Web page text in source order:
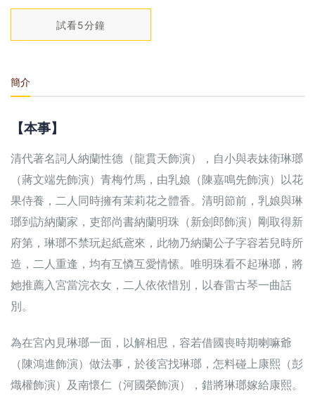
試看5分鐘
簡介
【本事】
清代著名詞人納蘭性德（龍貫天飾演），自小與表妹衛琳瑯
（蔣文端先飾演）青梅竹馬，由乳娘（陳嘉鳴先飾演）以花
果侍養，二人同時擁有茉莉花之體香。清明節前，乳娘與琳
瑯到訪納蘭家，吏部尚書納蘭明珠（新劍郎飾演）剛取得新
府第，琳瑯不禁玩起紙鳶來，此物乃納蘭公子字容若兒時所
造，二人重逢，均有互憐互愛情愫。唯明珠看不起琳瑯，將
她推薦入宮當浣衣女，二人依依惜別，以春雷古琴一曲話
別。
為在宮內見琳瑯一面，以解相思，容若借國喪時期喇嘛爺
（陳鴻進飾演）做法事，於後宮找琳瑯，怎料碰上康熙（彭
熾權飾演）及南懷仁（河國榮飾演），錯將琳瑯嫁給康熙。